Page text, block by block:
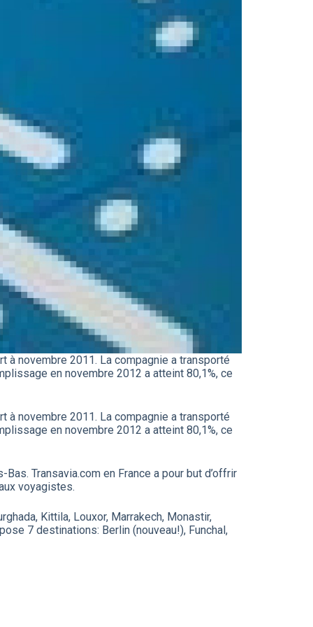
à novembre 2011. La compagnie a transporté
en novembre 2012 a atteint 80,1%, ce
à novembre 2011. La compagnie a transporté
en novembre 2012 a atteint 80,1%, ce
Transavia.com en France a pour but d’offrir
voyagistes.
Kittila, Louxor, Marrakech, Monastir,
7 destinations: Berlin (nouveau!), Funchal,